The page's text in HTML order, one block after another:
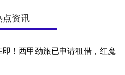
点资讯
！西甲劲旅已申请租借，红魔